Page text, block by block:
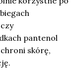
pantenol
skórę,